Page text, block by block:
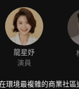
龍星妤
演員
環境最複雜的商業社